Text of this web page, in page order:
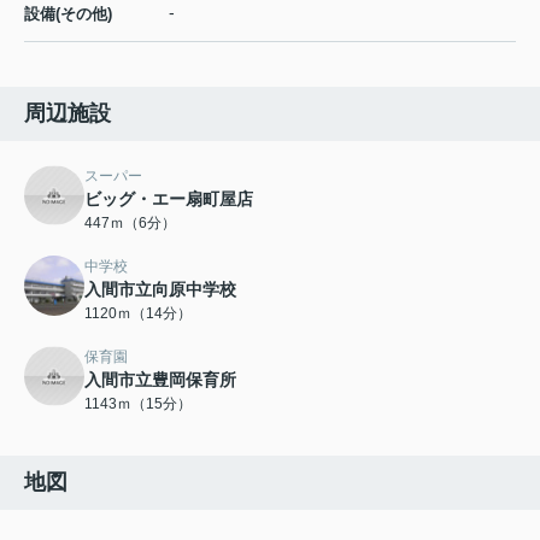
設備(その他) -
周辺施設
スーパー
ビッグ・エー扇町屋店
447ｍ（6分）
中学校
入間市立向原中学校
1120ｍ（14分）
保育園
入間市立豊岡保育所
1143ｍ（15分）
地図